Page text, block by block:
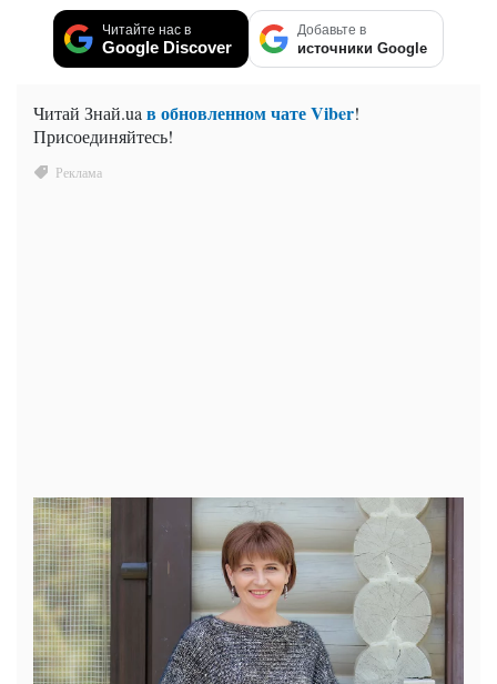
Читайте нас в
Google Discover
Добавьте в
источники Google
Читай Знай.uaв обновленном чате Viber!
Присоединяйтесь!